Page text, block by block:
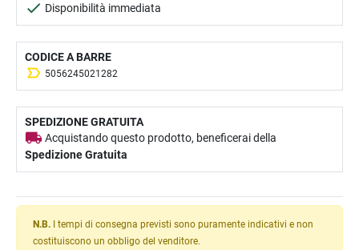
Disponibilità immediata
CODICE A BARRE
5056245021282
SPEDIZIONE GRATUITA
Acquistando questo prodotto, beneficerai della
Spedizione Gratuita
N.B. I tempi di consegna previsti sono puramente indicativi e non
costituiscono un obbligo del venditore.